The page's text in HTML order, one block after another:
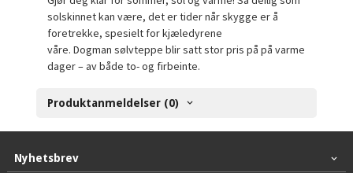
solskinnet kan være, det er tider når skygge er å
foretrekke, spesielt for kjæledyrene
våre. Dogman sølvteppe blir satt stor pris på på varme
dager – av både to- og firbeinte.
Produktanmeldelser (0)
Nyhetsbrev